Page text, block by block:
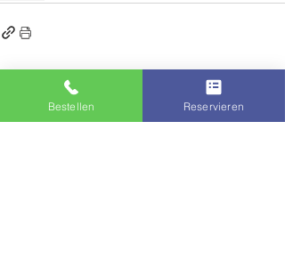
RESTAURANT "DER GRIECHE KAMENZ"
D - 01917 KAMENZ
Bestellen Reservieren